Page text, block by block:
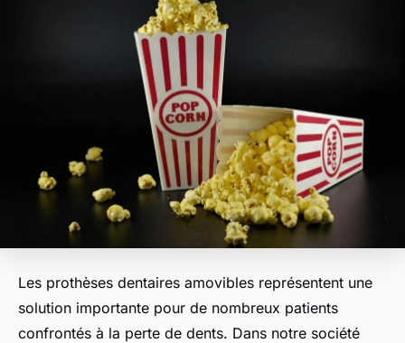
Les prothèses dentaires amovibles représentent une
solution importante pour de nombreux patients
confrontés à la perte de dents. Dans notre société